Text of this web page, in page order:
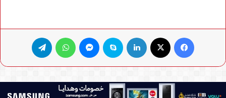
فيسبوك لينكدإن سكايب ماسنجر واتساب